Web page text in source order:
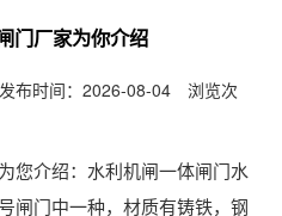
门厂家为你介绍
布时间：2026-08-04 浏览次
您介绍：水利机闸一体闸门水
闸门中一种，材质有铸铁，钢